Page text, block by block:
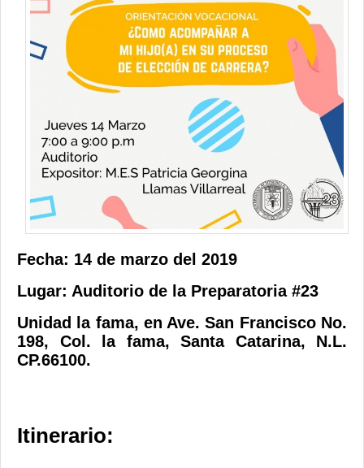
Contacto
Fecha: 14 de marzo del 2019
Lugar: Auditorio de la Preparatoria #23
Unidad la fama, en Ave. San Francisco No.
198, Col. la fama, Santa Catarina, N.L.
CP.66100.
Itinerario: